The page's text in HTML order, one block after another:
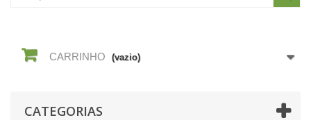
CARRINHO (vazio)
CATEGORIAS